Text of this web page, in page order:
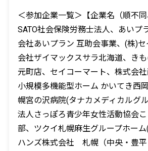
＜参加企業一覧＞【企業名（順不同
SATO社会保険労務士法人、あいプ
会社あいプラン 互助会事業、(株)
会社ザイマックスサラ北海道、き
元町店、セイコーマート、株式会
小規模多機能型ホーム かいてき西
幌宮の沢病院(タナカメディカルグ
法人さっぽろ青少年女性活動協会
部、ツクイ札幌麻生グループホー
ハンズ株式会社 札幌（中央・豊平